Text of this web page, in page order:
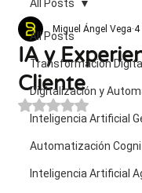
All Posts
Transformación
Digitalización y
Inteligencia Artificial
Automatización
Inteligencia Artificial
All Posts
IA y
Cliente
Miguel Ángel Vega 4
Obtuvo NaN de 5